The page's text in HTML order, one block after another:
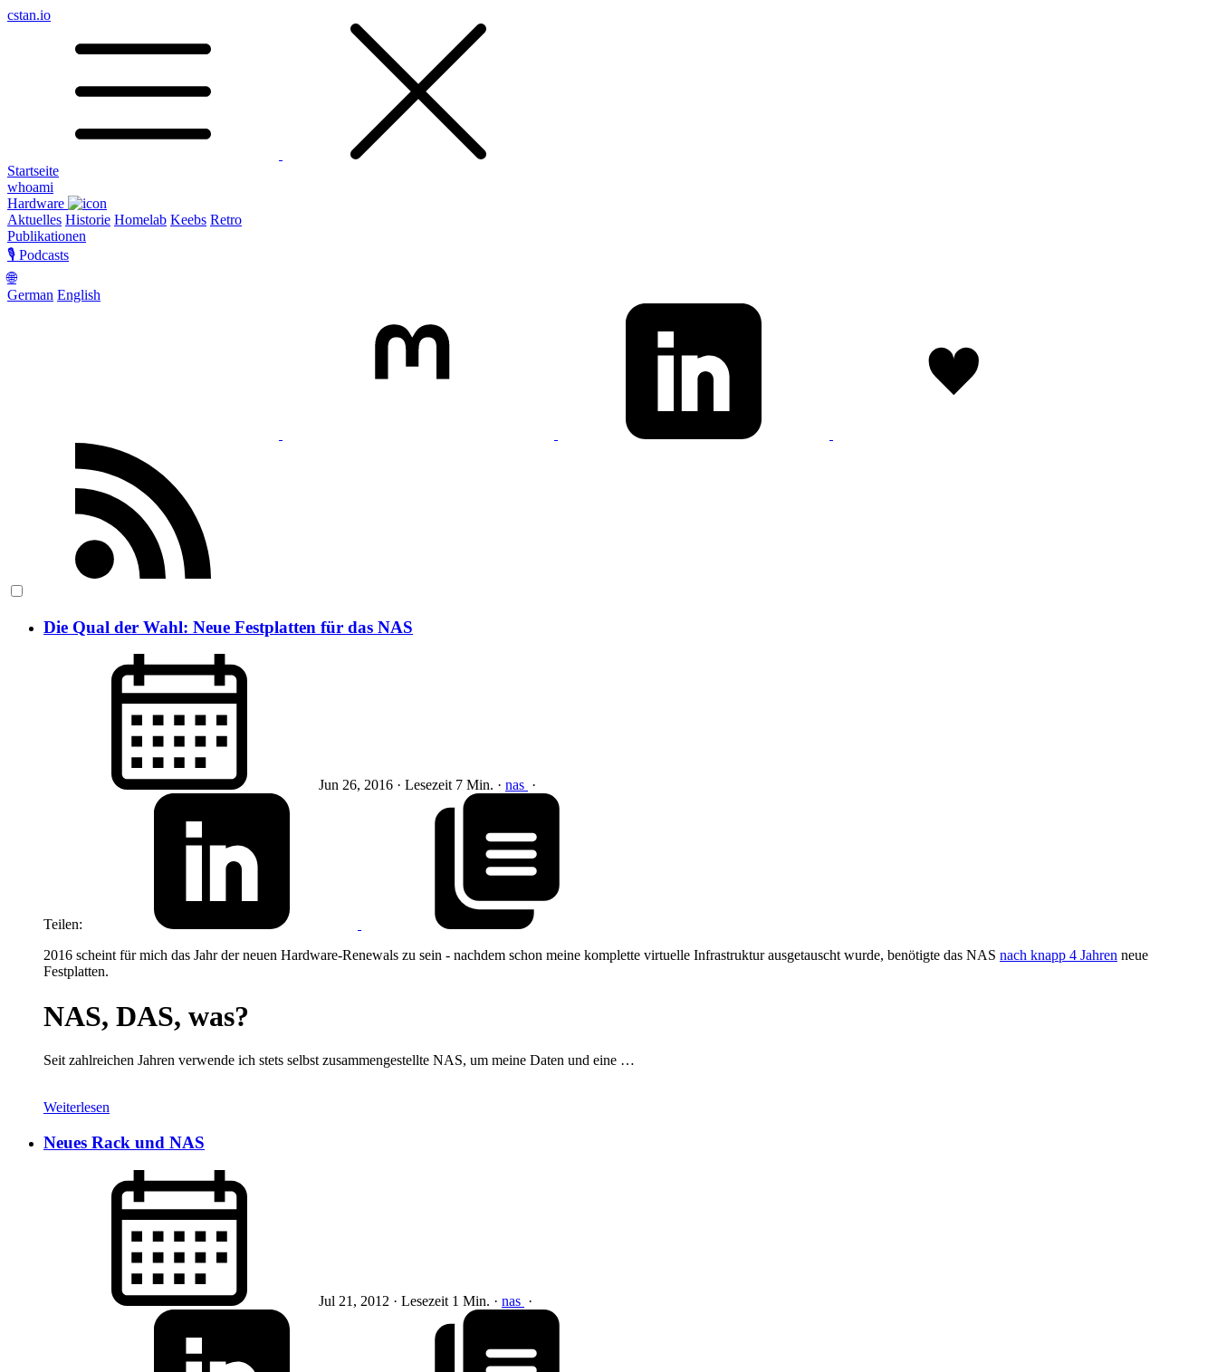
cstan.io
Startseite
whoami
Hardware
Aktuelles Historie Homelab Keebs Retro
Publikationen
🎙️ Podcasts
🌐
German English
Die Qual der Wahl: Neue Festplatten für das NAS
Jun 26, 2016 · Lesezeit 7 Min. · nas ·
Teilen:
2016 scheint für mich das Jahr der neuen Hardware-Renewals zu sein - nachdem schon meine komplette virtuelle Infrastruktur ausgetauscht wurde, benötigte das NAS nach knapp 4 Jahren neue
Festplatten.
NAS, DAS, was?
Seit zahlreichen Jahren verwende ich stets selbst zusammengestellte NAS, um meine Daten und eine …
Weiterlesen
Neues Rack und NAS
Jul 21, 2012 · Lesezeit 1 Min. · nas ·